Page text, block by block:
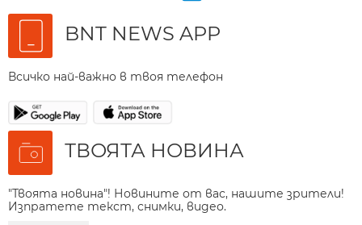
BNT NEWS APP
Всичко най-важно в твоя телефон
ТВОЯТА НОВИНА
"Твоята новина"! Новините от вас, нашите зрители!
Изпратете текст, снимки, видео.